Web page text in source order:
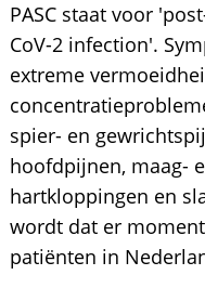
PASC staat voor
CoV-2 infection'.
extreme
spier- en
hoofdpijnen, maag-
hartkloppingen en
wordt dat er
patiënten in